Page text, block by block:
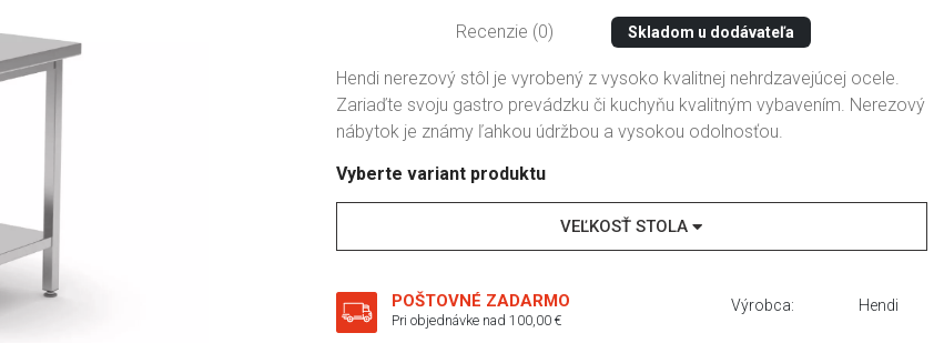
Recenzie (0) Skladom u dodávateľa
Hendi nerezový stôl je vyrobený z vysoko kvalitnej nehrdzavejúcej ocele.
Zariaďte svoju gastro prevádzku či kuchyňu kvalitným vybavením. Nerezový
nábytok je známy ľahkou údržbou a vysokou odolnosťou.
Vyberte variant produktu
VEĽKOSŤ STOLA
POŠTOVNÉ ZADARMO
Pri objednávke nad 100,00 €
Výrobca: Hendi